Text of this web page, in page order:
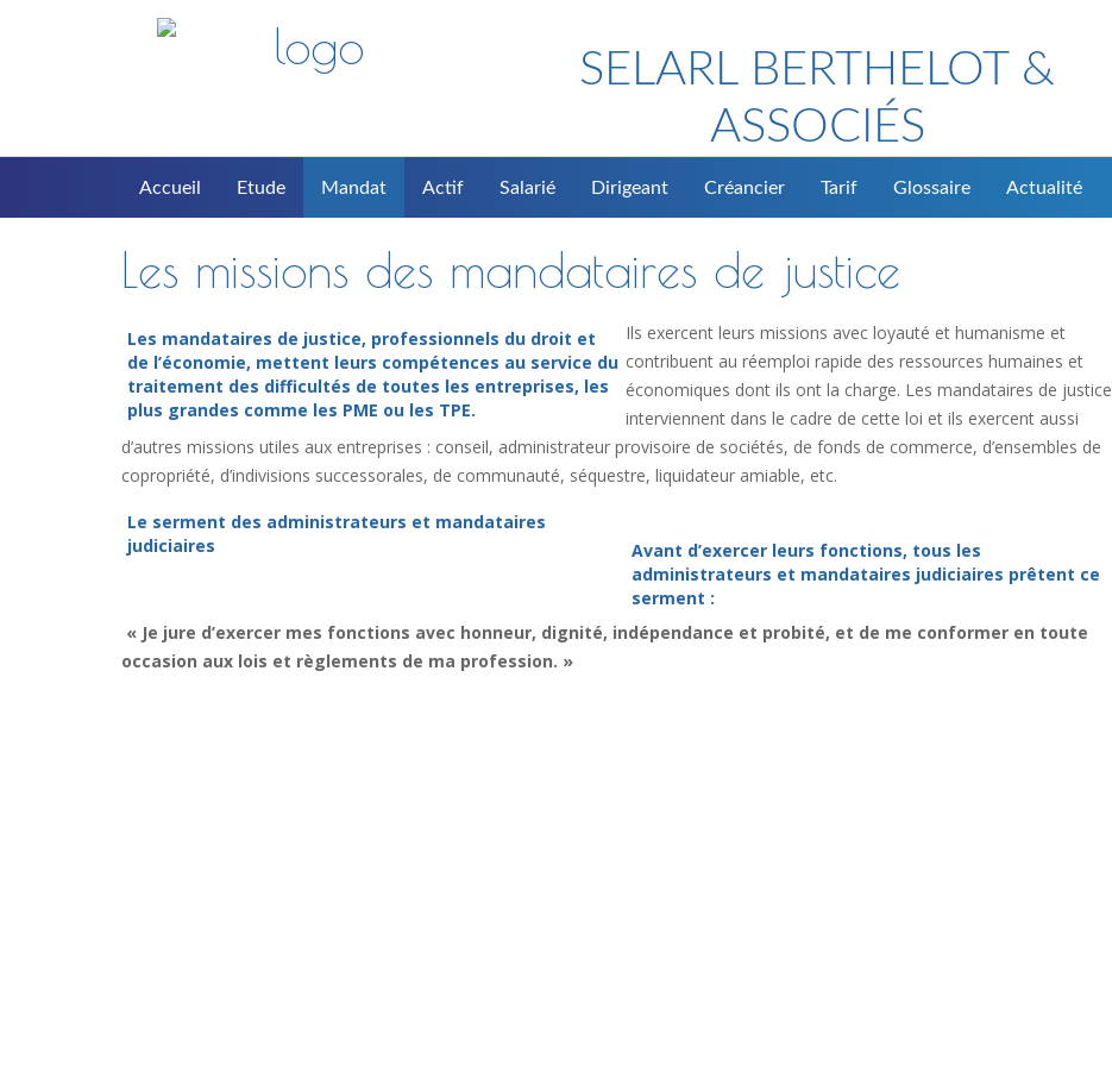
SELARL BERTHELOT &
ASSOCIÉS
Accueil Etude Mandat Actif Salarié Dirigeant Créancier Tarif Glossaire Actualité
Les missions des mandataires de justice
Les mandataires de justice, professionnels du droit et
de l’économie, mettent leurs compétences au service du
traitement des difficultés de toutes les entreprises, les
plus grandes comme les PME ou les TPE.
Ils exercent leurs missions avec loyauté et humanisme et
contribuent au réemploi rapide des ressources humaines et
économiques dont ils ont la charge. Les mandataires de justice
interviennent dans le cadre de cette loi et ils exercent aussi
d’autres missions utiles aux entreprises : conseil, administrateur provisoire de sociétés, de fonds de commerce, d’ensembles de
copropriété, d’indivisions successorales, de communauté, séquestre, liquidateur amiable, etc.
Le serment des administrateurs et mandataires
judiciaires
Avant d’exercer leurs fonctions, tous les
administrateurs et mandataires judiciaires prêtent ce
serment :
« Je jure d’exercer mes fonctions avec honneur, dignité, indépendance et probité, et de me conformer en toute
occasion aux lois et règlements de ma profession. »